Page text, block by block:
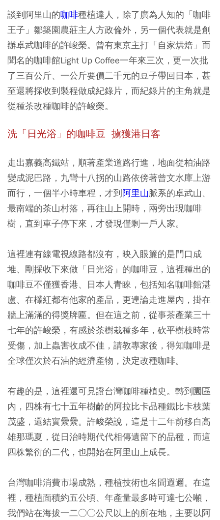
談到阿里山的咖啡種植達人，除了廣為人知的「咖啡
王子」鄒築園農莊主人方政倫外，另一個代表就是創
辦卓武咖啡的許峻榮。曾有東京主打「自家烘焙」而
聞名的咖啡館Light Up Coffee一年來三次，更一次批
了三百公斤、一公斤要價二千元的豆子帶回日本，甚
至還將採收到製程做成紀錄片，而紀錄片的主角就是
從種茶改種咖啡的許峻榮。
洗「日光浴」的咖啡豆 擄獲港日客
走出嘉義高鐵站，順著產業道路行進，地面從柏油路
變成泥巴路，九彎十八拐的山路依傍著曾文水庫上游
而行，一個半小時車程，才到阿里山脈系的卓武山、
最南端的茶山村落，再往山上開時，兩旁出現咖啡
樹，直到車子停下來，才發現僅剩一戶人家。
這裡連有線電視線路都沒有，映入眼簾的是門口成
堆、剛採收下來做「日光浴」的咖啡豆，這裡種出的
咖啡豆不僅獲香港、日本人青睞，包括知名咖啡館湛
盧、在欉紅都有他家的產品，更遑論走進屋內，掛在
牆上滿滿的得獎牌匾。但在這之前，從事茶產業三十
七年的許峻榮，有感於茶樹栽種多年，砍平樹枝時常
受傷，加上蟲害收成不佳，請教專家後，得知咖啡是
全球僅次於石油的經濟產物，決定改種咖啡。
有趣的是，這裡還可見證台灣咖啡種植史。轉到園區
內，四株有七十五年樹齡的阿拉比卡品種鐵比卡枝葉
茂盛，還結實纍纍。許峻榮說，這是十二年前移自高
雄那瑪夏，從日治時期代代相傳遺留下的品種，而這
四株繁衍的二代，也開始在阿里山上成長。
台灣咖啡消費市場成熟，種植技術也名聞遐邇。在這
裡，種植面積約五公頃、年產量最多時可達七公噸，
我們站在海拔一二○○公尺以上的所在地，主要以阿